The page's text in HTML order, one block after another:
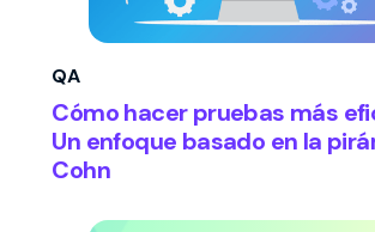
QA
Cómo hacer pruebas más
Un enfoque basado en la
Cohn